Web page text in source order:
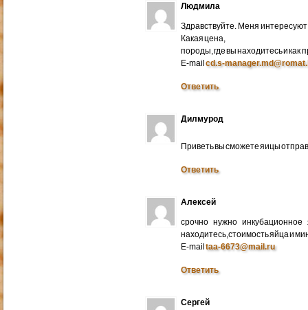
Людмила
Здравствуйте. Меня
Какая цена,
породы, где вы находитесь и как
E-mailcd.s-
Ответить
Дилмурод
Приветь вы сможете яицы
Ответить
Алексей
срочно нужно
находитесь,стоимость яйца и
E-mailtaa-6673@mail.ru
Ответить
Сергей